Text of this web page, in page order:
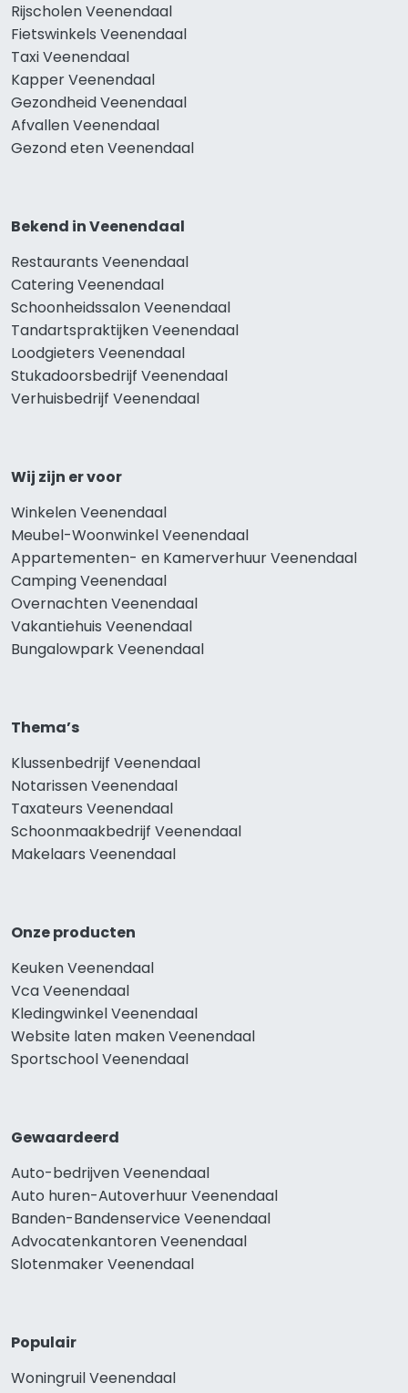
Rijscholen Veenendaal
Fietswinkels Veenendaal
Taxi Veenendaal
Kapper Veenendaal
Gezondheid Veenendaal
Afvallen Veenendaal
Gezond eten Veenendaal
Bekend in Veenendaal
Restaurants Veenendaal
Catering Veenendaal
Schoonheidssalon Veenendaal
Tandartspraktijken Veenendaal
Loodgieters Veenendaal
Stukadoorsbedrijf Veenendaal
Verhuisbedrijf Veenendaal
Wij zijn er voor
Winkelen Veenendaal
Meubel-Woonwinkel Veenendaal
Appartementen- en Kamerverhuur Veenendaal
Camping Veenendaal
Overnachten Veenendaal
Vakantiehuis Veenendaal
Bungalowpark Veenendaal
Thema’s
Klussenbedrijf Veenendaal
Notarissen Veenendaal
Taxateurs Veenendaal
Schoonmaakbedrijf Veenendaal
Makelaars Veenendaal
Onze producten
Keuken Veenendaal
Vca Veenendaal
Kledingwinkel Veenendaal
Website laten maken Veenendaal
Sportschool Veenendaal
Gewaardeerd
Auto-bedrijven Veenendaal
Auto huren-Autoverhuur Veenendaal
Banden-Bandenservice Veenendaal
Advocatenkantoren Veenendaal
Slotenmaker Veenendaal
Populair
Woningruil Veenendaal